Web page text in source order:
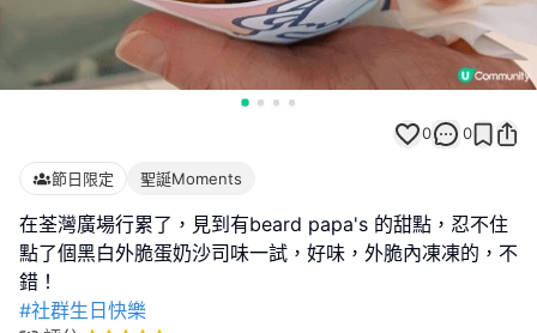
0 0
節日限定 聖誕Moments
在荃灣廣場行累了，見到有beard papa's 的甜點，忍不住
點了個黑白外脆蛋奶沙司味一試，好味，外脆內凍凍的，不
#社群生日快樂